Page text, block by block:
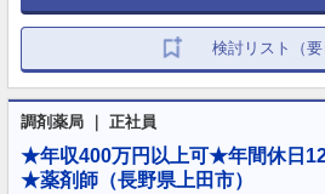
検討リスト（要
調剤薬局 ｜ 正社員
★年収400万円以上可★年間休日
★薬剤師（長野県上田市）